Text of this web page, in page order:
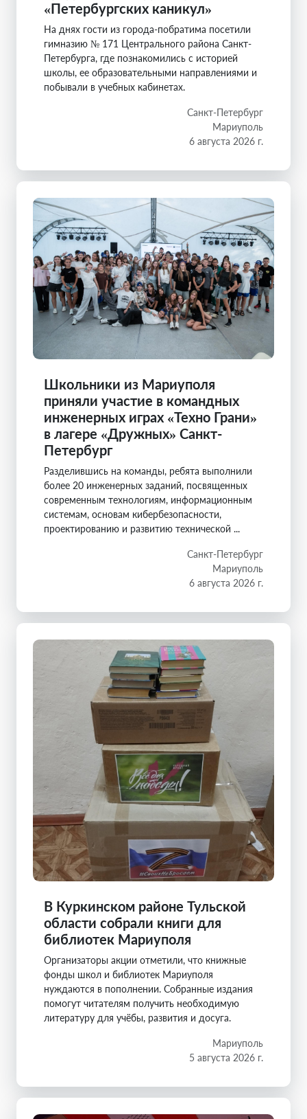
«Петербургских каникул»
На днях гости из города-побратима посетили
гимназию № 171 Центрального района Санкт-
Петербурга, где познакомились с историей
школы, ее образовательными направлениями и
побывали в учебных кабинетах.
Санкт-Петербург
Мариуполь
6 августа 2026 г.
Школьники из Мариуполя
приняли участие в командных
инженерных играх «Техно Грани»
в лагере «Дружных» Санкт-
Петербург
Разделившись на команды, ребята выполнили
более 20 инженерных заданий, посвященных
современным технологиям, информационным
системам, основам кибербезопасности,
проектированию и развитию технической ...
Санкт-Петербург
Мариуполь
6 августа 2026 г.
В Куркинском районе Тульской
области собрали книги для
библиотек Мариуполя
Организаторы акции отметили, что книжные
фонды школ и библиотек Мариуполя
нуждаются в пополнении. Собранные издания
помогут читателям получить необходимую
литературу для учёбы, развития и досуга.
Мариуполь
5 августа 2026 г.